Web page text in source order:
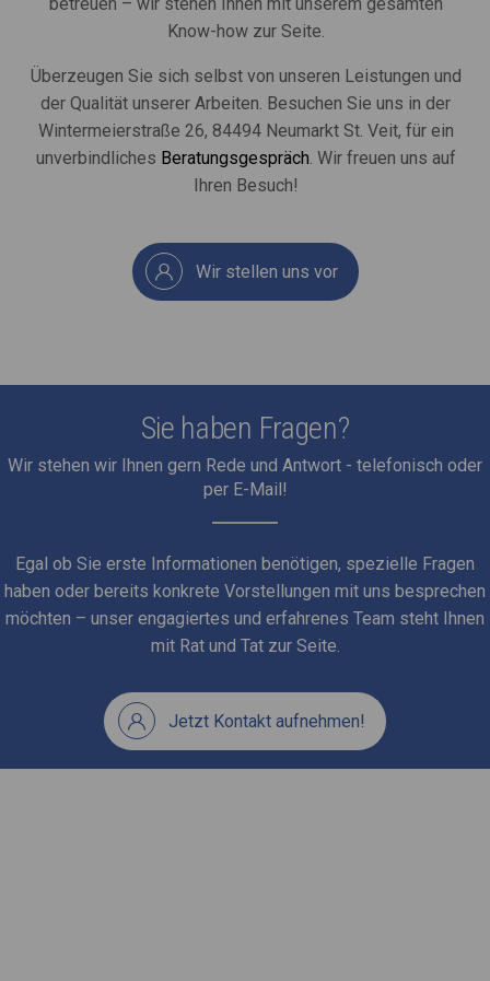
Know-how zur Seite.
Überzeugen Sie sich selbst von unseren Leistungen und
der Qualität unserer Arbeiten. Besuchen Sie uns in der
Wintermeierstraße 26, 84494 Neumarkt St. Veit, für ein
unverbindliches Beratungsgespräch . Wir freuen uns auf
Ihren Besuch!
Wir stellen uns vor
Sie haben Fragen?
Wir stehen wir Ihnen gern Rede und Antwort - telefonisch oder
per E-Mail!
Egal ob Sie erste Informationen benötigen, spezielle Fragen
haben oder bereits konkrete Vorstellungen mit uns besprechen
möchten – unser engagiertes und erfahrenes Team steht Ihnen
mit Rat und Tat zur Seite.
Jetzt Kontakt aufnehmen!